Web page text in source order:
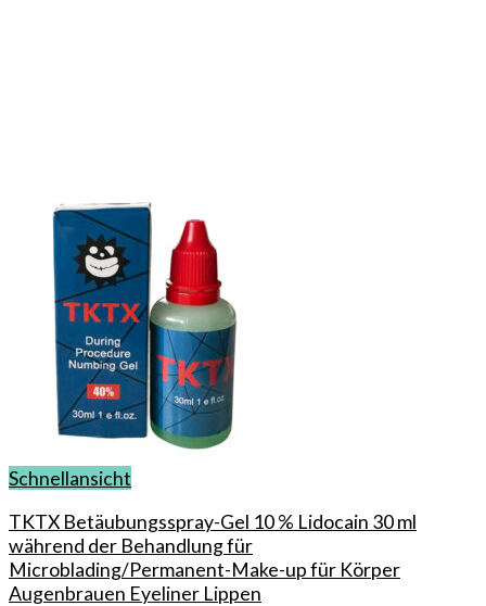
Schnellansicht
TKTX Betäubungsspray-Gel 10 % Lidocain 30 ml
während der Behandlung für
Microblading/Permanent-Make-up für Körper
Augenbrauen Eyeliner Lippen